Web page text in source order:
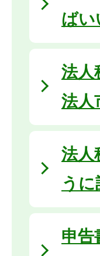
ばい
法人
法人
法人
うに
申告